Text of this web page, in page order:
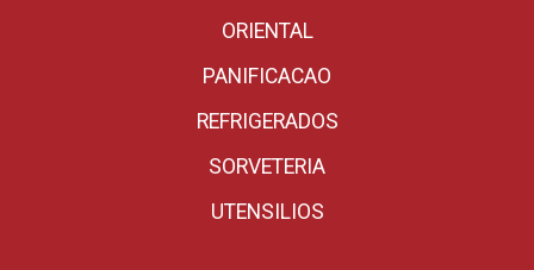
ORIENTAL
PANIFICACAO
REFRIGERADOS
SORVETERIA
UTENSILIOS